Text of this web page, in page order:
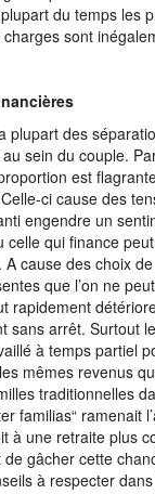
du temps les
sont
plupart des
sein du couple.
est
ci cause des
engendre un
celle qui finance
cause des choix
que l’on ne
rapidement
sans arrêt. Surtout
à temps partiel
mêmes revenus
traditionnelles
familias“ ramenait
à une retraite plus
gâcher cette
à respecter